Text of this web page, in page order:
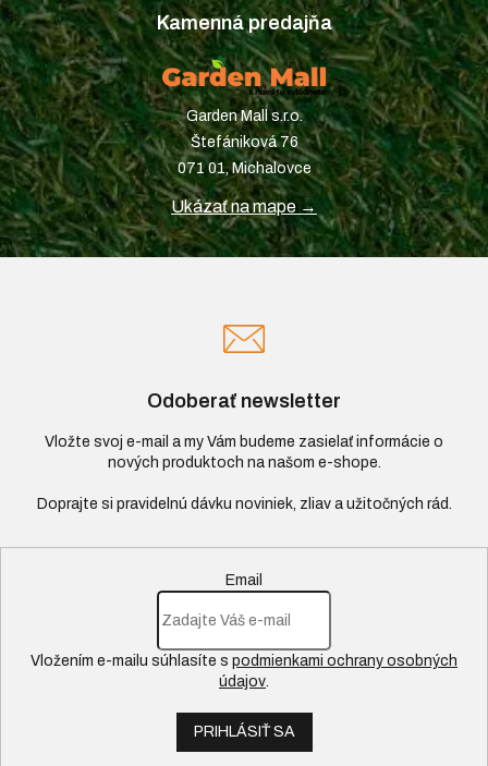
Kamenná predajňa
Garden Mall s.r.o.
Štefániková 76
071 01, Michalovce
Ukázať na mape →
Odoberať newsletter
Vložte svoj e-mail a my Vám budeme zasielať informácie o
nových produktoch na našom e-shope.
Email
Vložením e-mailu súhlasíte s podmienkami ochrany osobných
údajov.
PRIHLÁSIŤ SA